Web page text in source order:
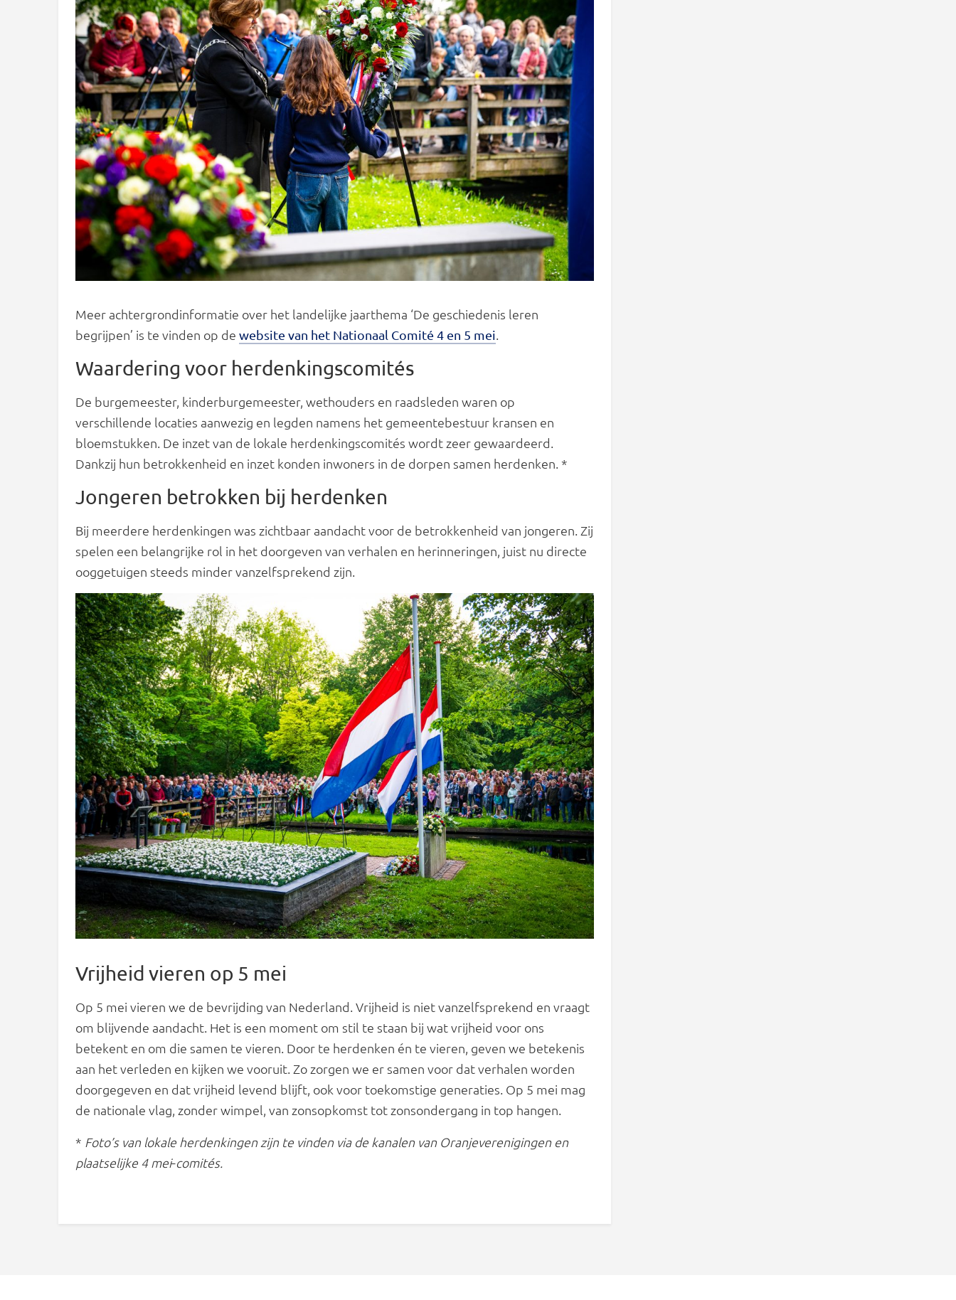
Meer achtergrondinformatie over het landelijke jaarthema ‘De geschiedenis leren
begrijpen’ is te vinden op de website van het Nationaal Comité 4 en 5 mei.
Waardering voor herdenkingscomités
De burgemeester, kinderburgemeester, wethouders en raadsleden waren op
verschillende locaties aanwezig en legden namens het gemeentebestuur kransen en
bloemstukken. De inzet van de lokale herdenkingscomités wordt zeer gewaardeerd.
Dankzij hun betrokkenheid en inzet konden inwoners in de dorpen samen herdenken. *
Jongeren betrokken bij herdenken
Bij meerdere herdenkingen was zichtbaar aandacht voor de betrokkenheid van jongeren. Zij
spelen een belangrijke rol in het doorgeven van verhalen en herinneringen, juist nu directe
ooggetuigen steeds minder vanzelfsprekend zijn.
Vrijheid vieren op 5 mei
Op 5 mei vieren we de bevrijding van Nederland. Vrijheid is niet vanzelfsprekend en vraagt
om blijvende aandacht. Het is een moment om stil te staan bij wat vrijheid voor ons
betekent en om die samen te vieren. Door te herdenken én te vieren, geven we betekenis
aan het verleden en kijken we vooruit. Zo zorgen we er samen voor dat verhalen worden
doorgegeven en dat vrijheid levend blijft, ook voor toekomstige generaties. Op 5 mei mag
de nationale vlag, zonder wimpel, van zonsopkomst tot zonsondergang in top hangen.
* Foto’s van lokale herdenkingen zijn te vinden via de kanalen van Oranjeverenigingen en
plaatselijke 4 mei‑comités.